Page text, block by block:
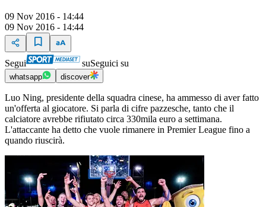
09 Nov 2016 - 14:44
09 Nov 2016 - 14:44
Segui suSeguici su
whatsapp discover
Luo Ning, presidente della squadra cinese, ha ammesso di aver fatto
un'offerta al giocatore. Si parla di cifre pazzesche, tanto che il
calciatore avrebbe rifiutato circa 330mila euro a settimana.
L'attaccante ha detto che vuole rimanere in Premier League fino a
quando riuscirà.